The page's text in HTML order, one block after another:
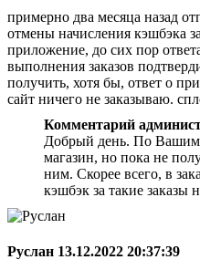
примерно два месяца назад
отмены начисления кэшбэка
приложение, до сих пор
выполнения заказов
получить, хотя бы, ответ о
сайт ничего не заказываю.
Комментарий
Добрый день. По Вашим
магазин, но пока не
ним. Скорее всего, в
кэшбэк за такие заказы
Руслан 13.12.2022 20:37:39